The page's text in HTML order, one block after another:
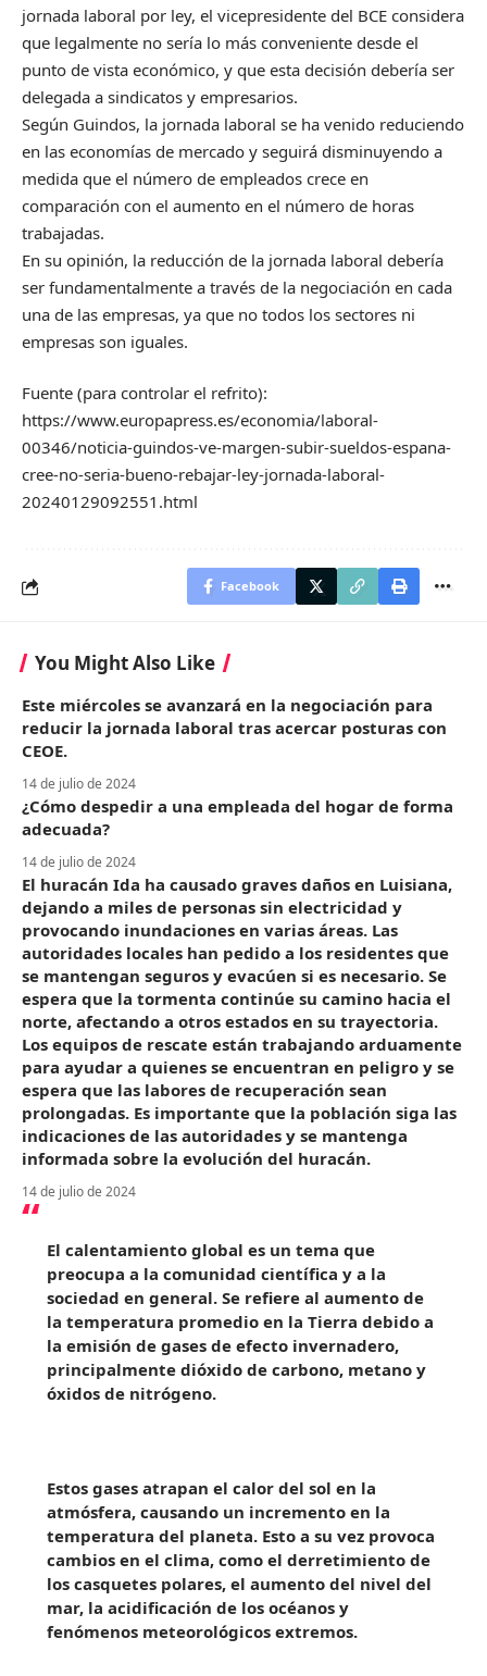
jornada laboral por ley, el vicepresidente del BCE considera
que legalmente no sería lo más conveniente desde el
punto de vista económico, y que esta decisión debería ser
delegada a sindicatos y empresarios.
Según Guindos, la jornada laboral se ha venido reduciendo
en las economías de mercado y seguirá disminuyendo a
medida que el número de empleados crece en
comparación con el aumento en el número de horas
trabajadas.
En su opinión, la reducción de la jornada laboral debería
ser fundamentalmente a través de la negociación en cada
una de las empresas, ya que no todos los sectores ni
empresas son iguales.
Fuente (para controlar el refrito):
https://www.europapress.es/economia/laboral-
00346/noticia-guindos-ve-margen-subir-sueldos-espana-
cree-no-seria-bueno-rebajar-ley-jornada-laboral-
20240129092551.html
Facebook
You Might Also Like
Este miércoles se avanzará en la negociación para
reducir la jornada laboral tras acercar posturas con
CEOE.
14 de julio de 2024
¿Cómo despedir a una empleada del hogar de forma
adecuada?
14 de julio de 2024
El huracán Ida ha causado graves daños en Luisiana,
dejando a miles de personas sin electricidad y
provocando inundaciones en varias áreas. Las
autoridades locales han pedido a los residentes que
se mantengan seguros y evacúen si es necesario. Se
espera que la tormenta continúe su camino hacia el
norte, afectando a otros estados en su trayectoria.
Los equipos de rescate están trabajando arduamente
para ayudar a quienes se encuentran en peligro y se
espera que las labores de recuperación sean
prolongadas. Es importante que la población siga las
indicaciones de las autoridades y se mantenga
informada sobre la evolución del huracán.
14 de julio de 2024
El calentamiento global es un tema que
preocupa a la comunidad científica y a la
sociedad en general. Se refiere al aumento de
la temperatura promedio en la Tierra debido a
la emisión de gases de efecto invernadero,
principalmente dióxido de carbono, metano y
óxidos de nitrógeno.
Estos gases atrapan el calor del sol en la
atmósfera, causando un incremento en la
temperatura del planeta. Esto a su vez provoca
cambios en el clima, como el derretimiento de
los casquetes polares, el aumento del nivel del
mar, la acidificación de los océanos y
fenómenos meteorológicos extremos.